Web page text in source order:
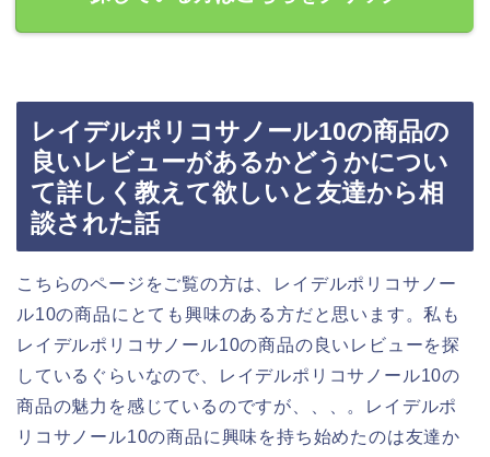
レイデルポリコサノール10の商品の
良いレビューがあるかどうかについ
て詳しく教えて欲しいと友達から相
談された話
こちらのページをご覧の方は、レイデルポリコサノー
ル10の商品にとても興味のある方だと思います。私も
レイデルポリコサノール10の商品の良いレビューを探
しているぐらいなので、レイデルポリコサノール10の
商品の魅力を感じているのですが、、、。レイデルポ
リコサノール10の商品に興味を持ち始めたのは友達か